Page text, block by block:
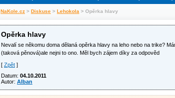
NaKole.cz > Diskuse > Lehokola > Opěrka hlavy
Opěrka hlavy
Nevalí se někomu doma dělaná opěrka hlavy na leho nebo na trike?
(taková pěnová)ale nejni to ono. Měl bych zájem díky za odpověd
[ Zpět ]
Datum: 04.10.2011
Autor: Alban